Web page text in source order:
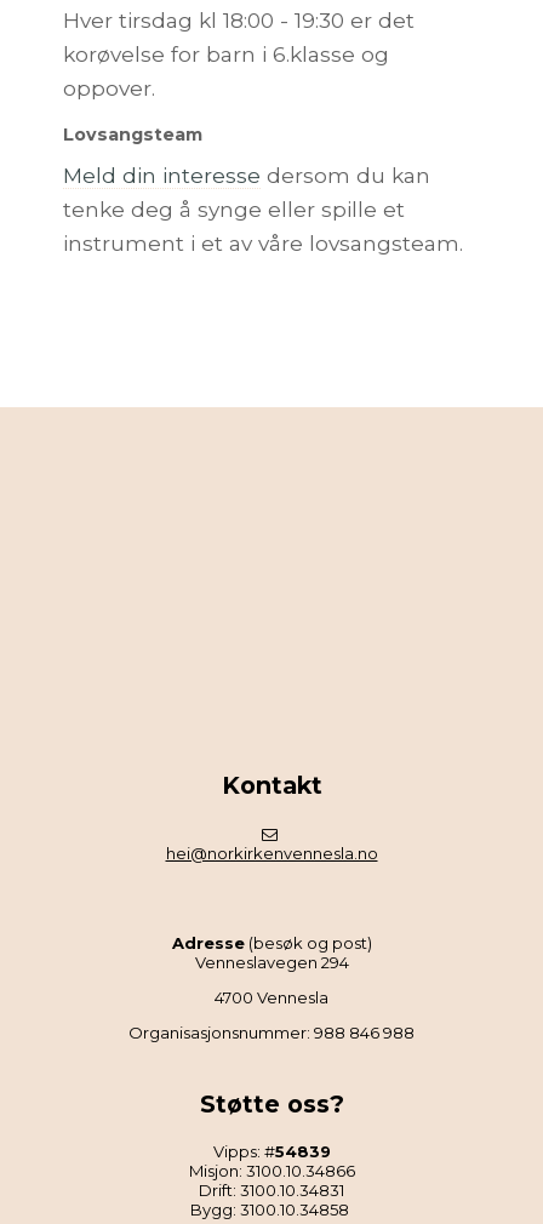
Hver tirsdag kl 18:00 - 19:30 er det
korøvelse for barn i 6.klasse og
oppover.
Lovsangsteam
Meld din interesse dersom du kan
tenke deg å synge eller spille et
instrument i et av våre lovsangsteam.
Kontakt
hei@norkirkenvennesla.no
Adresse(besøk og post)
Venneslavegen 294
4700 Vennesla
Organisasjonsnummer: 988 846 988
Støtte oss?
Vipps: #54839
Misjon: 3100.10.34866
Drift: 3100.10.34831
Bygg: 3100.10.34858